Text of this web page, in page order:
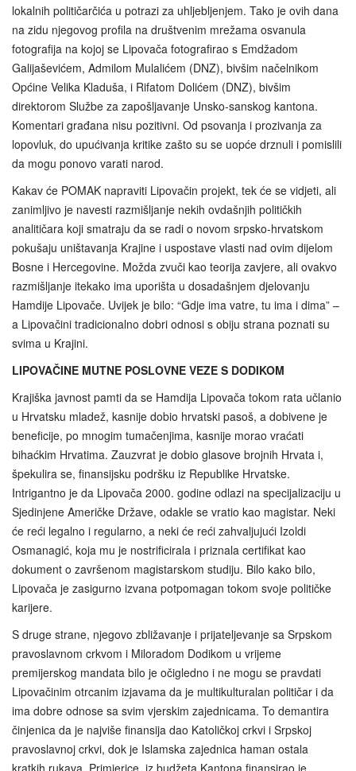
lokalnih političarčića u potrazi za uhljebljenjem. Tako je ovih dana
na zidu njegovog profila na društvenim mrežama osvanula
fotografija na kojoj se Lipovača fotografirao s Emdžadom
Galijaševićem, Admilom Mulalićem (DNZ), bivšim načelnikom
Općine Velika Kladuša, i Rifatom Dolićem (DNZ), bivšim
direktorom Službe za zapošljavanje Unsko-sanskog kantona.
Komentari građana nisu pozitivni. Od psovanja i prozivanja za
lopovluk, do upućivanja kritike zašto su se uopće drznuli i pomislili
da mogu ponovo varati narod.
Kakav će POMAK napraviti Lipovačin projekt, tek će se vidjeti, ali
zanimljivo je navesti razmišljanje nekih ovdašnjih političkih
analitičara koji smatraju da se radi o novom srpsko‑hrvatskom
pokušaju uništavanja Krajine i uspostave vlasti nad ovim dijelom
Bosne i Hercegovine. Možda zvuči kao teorija zavjere, ali ovakvo
razmišljanje itekako ima uporišta u dosadašnjem djelovanju
Hamdije Lipovače. Uvijek je bilo: “Gdje ima vatre, tu ima i dima” –
a Lipovačini tradicionalno dobri odnosi s obiju strana poznati su
svima u Krajini.
LIPOVAČINE MUTNE POSLOVNE VEZE S DODIKOM
Krajiška javnost pamti da se Hamdija Lipovača tokom rata učlanio
u Hrvatsku mladež, kasnije dobio hrvatski pasoš, a dobivene je
beneficije, po mnogim tumačenjima, kasnije morao vraćati
bihaćkim Hrvatima. Zauzvrat je dobio glasove brojnih Hrvata i,
špekulira se, finansijsku podršku iz Republike Hrvatske.
Intrigantno je da Lipovača 2000. godine odlazi na specijalizaciju u
Sjedinjene Američke Države, odakle se vratio kao magistar. Neki
će reći legalno i regularno, a neki će reći zahvaljujući Izoldi
Osmanagić, koja mu je nostrificirala i priznala certifikat kao
dokument o završenom magistarskom studiju. Bilo kako bilo,
Lipovača je zasigurno izvana potpomagan tokom svoje političke
karijere.
S druge strane, njegovo zbližavanje i prijateljevanje sa Srpskom
pravoslavnom crkvom i Miloradom Dodikom u vrijeme
premijerskog mandata bilo je očigledno i ne mogu se pravdati
Lipovačinim otrcanim izjavama da je multikulturalan političar i da
ima dobre odnose sa svim vjerskim zajednicama. To demantira
činjenica da je najviše finansija dao Katoličkoj crkvi i Srpskoj
pravoslavnoj crkvi, dok je Islamska zajednica haman ostala
kratkih rukava. Primjerice, iz budžeta Kantona finansirao je